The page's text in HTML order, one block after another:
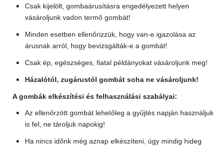
Csak kijelölt, gombaárusításra engedélyezett helyen
vásároljunk vadon termő gombát!
Minden esetben ellenőrizzük, hogy van-e igazolása az
árusnak arról, hogy bevizsgálták-e a gombát!
Csak ép, egészséges, fiatal példányokat vásároljunk meg!
Házalótól, zugárustól gombát soha ne vásároljunk!
A gombák elkészítési és felhasználási szabályai:
Az ellenőrzött gombát lehetőleg a gyűjtés napján használjuk
is fel, ne tároljuk napokig!
Ha nincs időnk még aznap elkészíteni, úgy mindig hideg